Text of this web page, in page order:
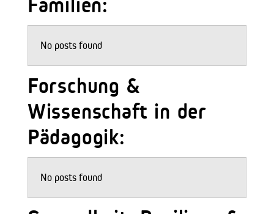
Familien:
No posts found
Forschung &
Wissenschaft in der
Pädagogik:
No posts found